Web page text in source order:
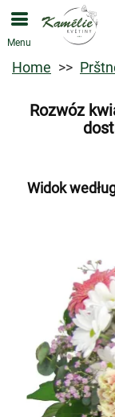
Menu
Home
Rozwóz
Widok